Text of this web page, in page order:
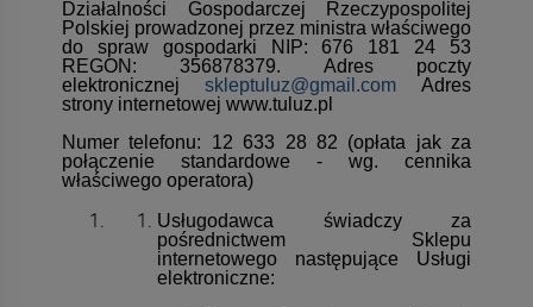
Działalności Gospodarczej Rzeczypospolitej
Polskiej prowadzonej przez ministra właściwego
do spraw gospodarki NIP: 676 181 24 53
REGON: 356878379. Adres poczty
elektronicznej skleptuluz@gmail.com Adres
strony internetowej www.tuluz.pl
Numer telefonu: 12 633 28 82 (opłata jak za
połączenie standardowe - wg. cennika
właściwego operatora)
Usługodawca świadczy za
pośrednictwem Sklepu
internetowego następujące Usługi
elektroniczne: